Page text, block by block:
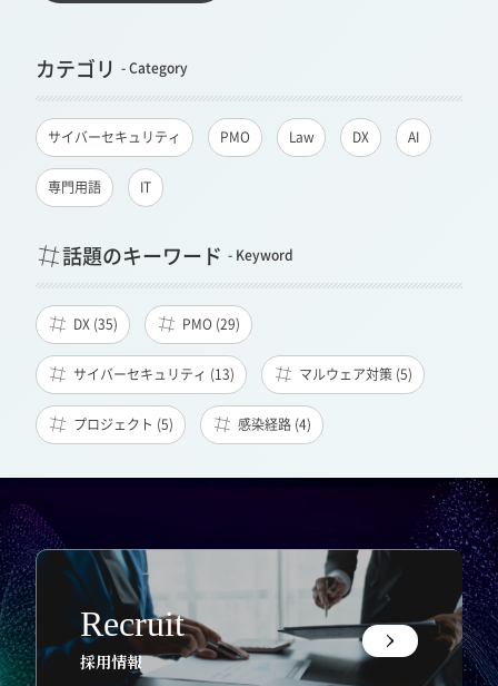
カテゴリ
サイバーセキュリティ PMO Law DX AI
専門用語 IT
話題のキーワード
DX (35) PMO (29)
サイバーセキュリティ (13) マルウェア対策 (5)
プロジェクト (5) 感染経路 (4)
Recruit
採用情報